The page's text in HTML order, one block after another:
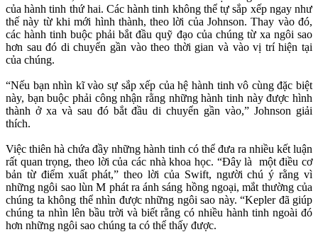
của hành tinh thứ hai. Các hành tinh không thể tự sắp xếp ngay như
thế này từ khi mới hình thành, theo lời của Johnson. Thay vào đó,
các hành tinh buộc phải bắt đầu quỹ đạo của chúng từ xa ngôi sao
hơn sau đó di chuyển gần vào theo thời gian và vào vị trí hiện tại
của chúng.
“Nếu bạn nhìn kĩ vào sự sắp xếp của hệ hành tinh vô cùng đặc biệt
này, bạn buộc phải công nhận rằng những hành tinh này được hình
thành ở xa và sau đó bắt đầu di chuyển gần vào,” Johnson giải
thích.
Việc thiên hà chứa đầy những hành tinh có thể đưa ra nhiều kết luận
rất quan trọng, theo lời của các nhà khoa học. “Đây là một điều cơ
bản từ điểm xuất phát,” theo lời của Swift, người chú ý rằng vì
những ngôi sao lùn M phát ra ánh sáng hồng ngoại, mắt thường của
chúng ta không thể nhìn được những ngôi sao này. “Kepler đã giúp
chúng ta nhìn lên bầu trời và biết rằng có nhiều hành tinh ngoài đó
hơn những ngôi sao chúng ta có thể thấy được.